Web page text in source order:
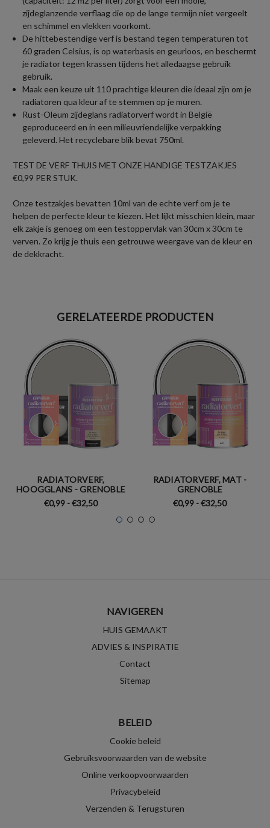
zijdeglanzende verflaag die op de lange termijn niet vergeelt
en schimmel en vlekken voorkomt.
De hittebestendige verf is bestand tegen temperaturen tot
60 graden Celsius, is op waterbasis en geurloos, en beschermt
je radiator tegen krassen tijdens het alledaagse gebruik
gebruik.
Maak een keuze uit 110 prachtige kleuren die ideaal zijn om je
radiatoren qua kleur af te stemmen op je muren.
Rust-Oleum zijdeglans radiatorverf wordt in België
geproduceerd en in een milieuvriendelijke verpakking
geleverd. Het recyclebare blik bevat 750ml.
TEST DE VERF THUIS MET ONZE HANDIGE TESTZAKJES
€0,99 PER STUK.
Onze testzakjes bevatten 10ml van de echte verf om je te
helpen de perfecte kleur te kiezen. Het lijkt misschien klein, maar
elk zakje is genoeg om een testoppervlak van 30cm x 30cm te
verven. Zo krijg je thuis een getrouwe weergave van de kleur en
de dekkracht.
GERELATEERDE PRODUCTEN
RADIATORVERF,
HOOGGLANS - GRENOBLE
€0,99 - €32,50
RADIATORVERF, MAT -
GRENOBLE
€0,99 - €32,50
NAVIGEREN
HUIS GEMAAKT
ADVIES & INSPIRATIE
Contact
Sitemap
BELEID
Cookie beleid
Gebruiksvoorwaarden van de website
Online verkoopvoorwaarden
Privacybeleid
Verzenden & Terugsturen